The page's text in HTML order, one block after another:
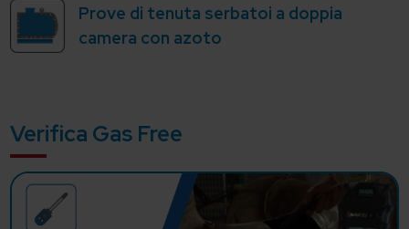
Prove di tenuta serbatoi a doppia
camera con azoto
Verifica Gas Free